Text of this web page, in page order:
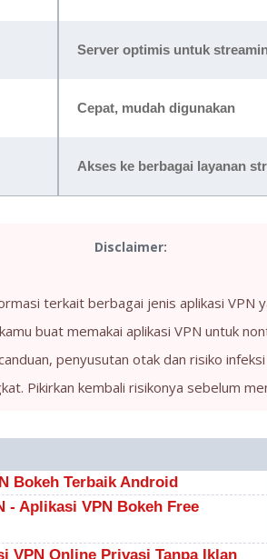
Server optimis untuk
Cepat, mudah digunakan
Akses ke berbagai layanan
Disclaimer:
terkait berbagai jenis aplikasi VPN
buat memakai aplikasi VPN untuk
penyusutan otak dan risiko
Pikirkan kembali risikonya sebelum
Bokeh Terbaik Android
- Aplikasi VPN Bokeh Free
VPN Online Privasi Tanpa Iklan